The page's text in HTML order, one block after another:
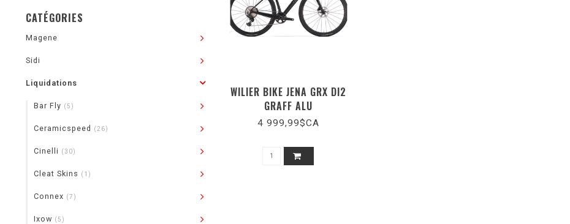
CATÉGORIES
Magene
Sidi
Liquidations
Bar Fly (5)
Ceramicspeed (26)
Cinelli (30)
Cleat Skins (1)
Connex (7)
Ixow (5)
WILIER BIKE JENA GRX DI2
GRAFF ALU
4 999,99$CA